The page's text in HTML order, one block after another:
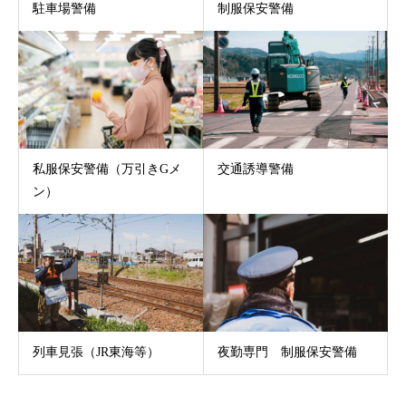
駐車場警備 制服保安警備
私服保安警備（万引きGメ
ン）
交通誘導警備
列車見張（JR東海等） 夜勤専門 制服保安警備